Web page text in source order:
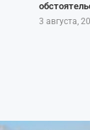
3 августа,